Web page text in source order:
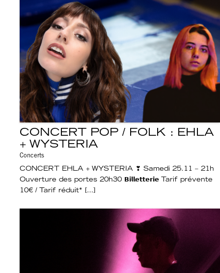
CONCERT POP / FOLK : EHLA
+ WYSTERIA
Concerts
CONCERT EHLA + WYSTERIA ❣︎ Samedi 25.11 – 21h
Ouverture des portes 20h30 𝗕𝗶𝗹𝗹𝗲𝘁𝘁𝗲𝗿𝗶𝗲 Tarif prévente
10€ / Tarif réduit* […]